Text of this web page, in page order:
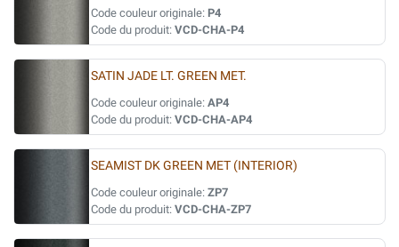
Code couleur originale: P4
Code du produit: VCD-CHA-P4
SATIN JADE LT. GREEN MET.
Code couleur originale: AP4
Code du produit: VCD-CHA-AP4
SEAMIST DK GREEN MET (INTERIOR)
Code couleur originale: ZP7
Code du produit: VCD-CHA-ZP7